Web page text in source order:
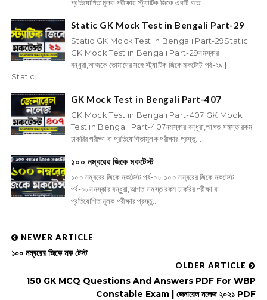
প্রতিযোগিতামূলক পরীক্ষায় স্ট্যাটিক জিকে একটি অত...
Static GK Mock Test in Bengali Part-29
Static GK Mock Test in Bengali Part-29Static
GK Mock Test in Bengali Part-29নমস্কার
বন্ধুরা,আজকে তোমাদের সঙ্গে স্ট্যাটিক জিকে মকটেস্ট পর্ব-২৯ |
Static...
GK Mock Test in Bengali Part-407
GK Mock Test in Bengali Part-407 GK Mock
Test in Bengali Part-407নমস্কার বন্ধুরা,আগত সমস্ত রকম
চাকরির পরীক্ষা বা প্রতিযোগিতামূলক পরীক্ষার প্রস্তু...
১০০ নম্বরের জিকে মকটেস্ট
১০০ নম্বরের জিকে মকটেস্ট পর্ব-০৮ ১০০ নম্বরের জিকে মকটেস্ট
পর্ব-০৮নমস্কার বন্ধুরা,আগত সমস্ত রকম চাকরির পরীক্ষা বা
প্রতিযোগিতামূলক পরীক্ষার প্রস্তু...
NEWER ARTICLE
১০০ নম্বরের জিকে মক টেস্ট
OLDER ARTICLE
150 GK MCQ Questions And Answers PDF For WBP
Constable Exam | জেনারেল নলেজ ২০২১ PDF